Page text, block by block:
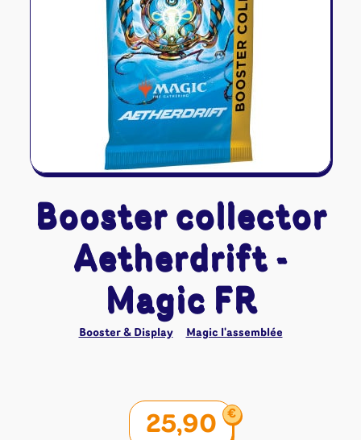
Naruto Mythos
Autres
Tapis de jeu
Booster collector
Aetherdrift -
Magic FR
Booster & Display Magic l'assemblée
25,90 €